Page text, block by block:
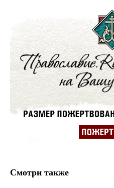
Смотри также